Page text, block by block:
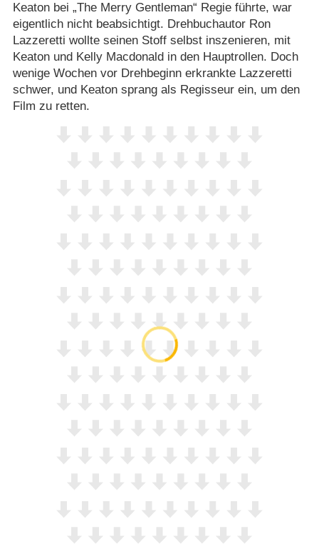
Keaton bei „The Merry Gentleman“ Regie führte, war
eigentlich nicht beabsichtigt. Drehbuchautor Ron
Lazzeretti wollte seinen Stoff selbst inszenieren, mit
Keaton und Kelly Macdonald in den Hauptrollen. Doch
wenige Wochen vor Drehbeginn erkrankte Lazzeretti
schwer, und Keaton sprang als Regisseur ein, um den
Film zu retten.